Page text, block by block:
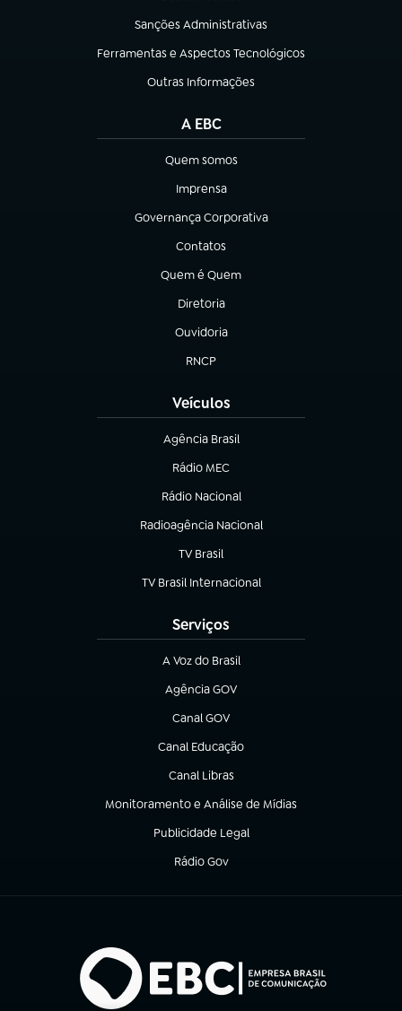
Sanções Administrativas
(abre em nova aba)
Ferramentas e Aspectos Tecnológicos
(abre em nova aba)
Outras Informações
(abre em nova aba)
A EBC
Quem somos
(abre em nova aba)
Imprensa
(abre em nova aba)
Governança Corporativa
(abre em nova aba)
Contatos
(abre em nova aba)
Quem é Quem
(abre em nova aba)
Diretoria
(abre em nova aba)
Ouvidoria
(abre em nova aba)
RNCP
(abre em nova aba)
Veículos
Agência Brasil
(abre em nova aba)
Rádio MEC
Rádio Nacional
(abre em nova aba)
Radioagência Nacional
(abre em nova aba)
TV Brasil
(abre em nova aba)
TV Brasil Internacional
(abre em nova aba)
Serviços
A Voz do Brasil
(abre em nova aba)
Agência GOV
(abre em nova aba)
Canal GOV
(abre em nova aba)
Canal Educação
(abre em nova aba)
Canal Libras
(abre em nova aba)
Monitoramento e Análise de Mídias
(abre em nova aba)
Publicidade Legal
(abre em nova aba)
Rádio Gov
(abre em nova aba)